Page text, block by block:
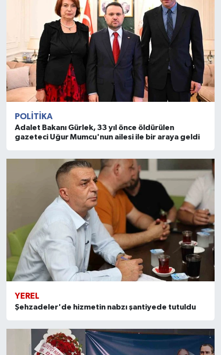
POLITIKA
Adalet Bakanı Gürlek, 33 yıl önce öldürülen
gazeteci Uğur Mumcu'nun ailesi ile bir araya geldi
YEREL
Şehzadeler'de hizmetin nabzı şantiyede tutuldu